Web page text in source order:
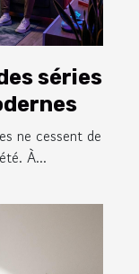
séries
ne cessent de
À...